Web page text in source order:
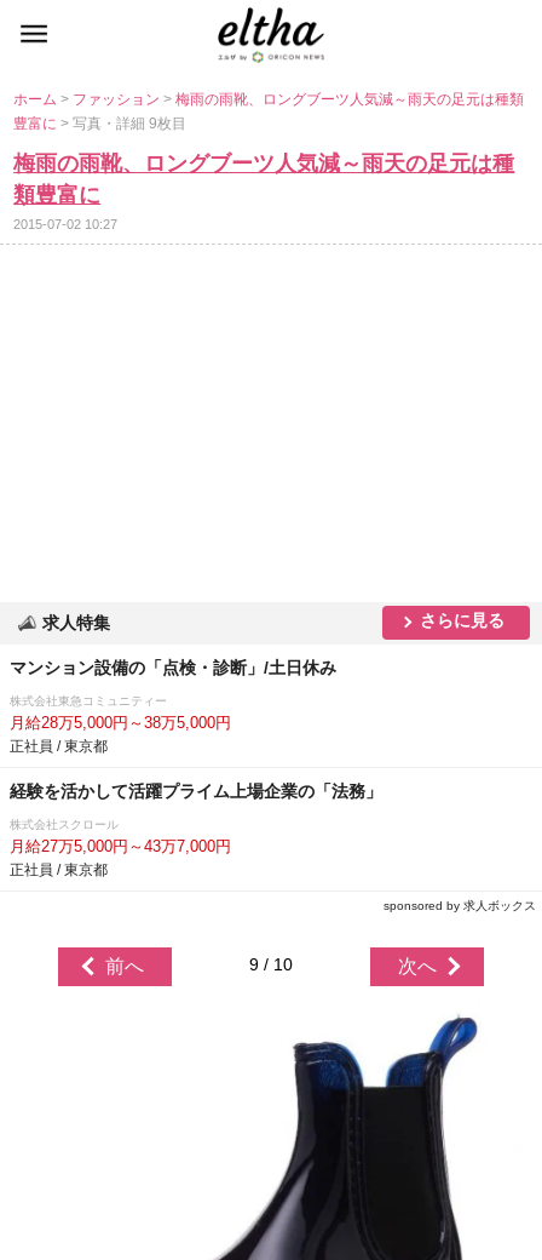
ホーム> ファッション>梅雨の雨靴、ロングブーツ人気減～雨天の足元は種類
豊富に> 写真・詳細 9枚目
梅雨の雨靴、ロングブーツ人気減～雨天の足元は種
類豊富に
2015-07-02 10:27
求人特集 さらに見る
マンション設備の「点検・診断」/土日休み
株式会社東急コミュニティー
月給28万5,000円～38万5,000円
正社員 / 東京都
経験を活かして活躍プライム上場企業の「法務」
株式会社スクロール
月給27万5,000円～43万7,000円
正社員 / 東京都
sponsored by 求人ボックス
前へ 9 / 10 次へ